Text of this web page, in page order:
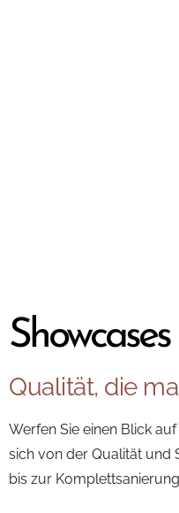
Showcases
Qualität, die
Werfen Sie einen Blick
sich von der Qualität und
bis zur